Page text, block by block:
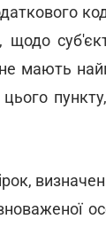
щодо
мають